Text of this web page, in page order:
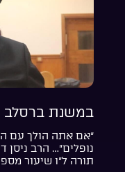
במשנת ברסלב
“אם אתה הולך עם
נופלים”… הרב ניסן
תורה ל”ו שיעור מספר